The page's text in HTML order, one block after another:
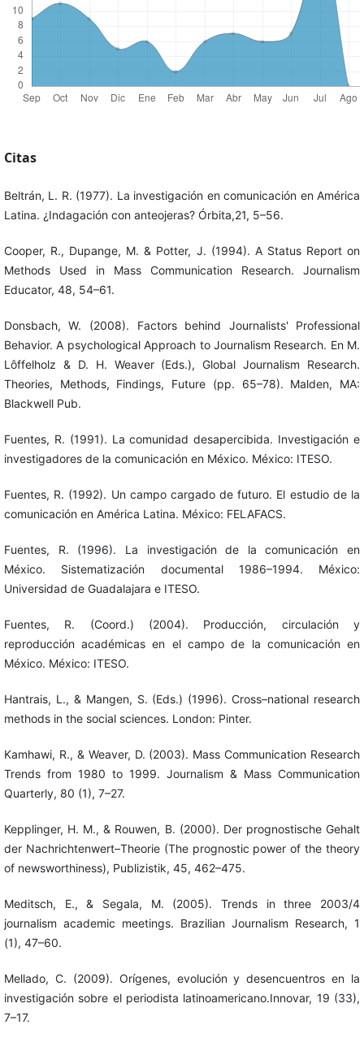
Citas
Beltrán, L. R. (1977). La investigación en comunicación en América
Latina. ¿Indagación con anteojeras? Órbita,21, 5–56.
Cooper, R., Dupange, M. & Potter, J. (1994). A Status Report on
Methods Used in Mass Communication Research. Journalism
Educator, 48, 54–61.
Donsbach, W. (2008). Factors behind Journalists' Professional
Behavior. A psychological Approach to Journalism Research. En M.
Lôffelholz & D. H. Weaver (Eds.), Global Journalism Research.
Theories, Methods, Findings, Future (pp. 65–78). Malden, MA:
Blackwell Pub.
Fuentes, R. (1991). La comunidad desapercibida. Investigación e
investigadores de la comunicación en México. México: ITESO.
Fuentes, R. (1992). Un campo cargado de futuro. El estudio de la
comunicación en América Latina. México: FELAFACS.
Fuentes, R. (1996). La investigación de la comunicación en
México. Sistematización documental 1986–1994. México:
Universidad de Guadalajara e ITESO.
Fuentes, R. (Coord.) (2004). Producción, circulación y
reproducción académicas en el campo de la comunicación en
México. México: ITESO.
Hantrais, L., & Mangen, S. (Eds.) (1996). Cross–national research
methods in the social sciences. London: Pinter.
Kamhawi, R., & Weaver, D. (2003). Mass Communication Research
Trends from 1980 to 1999. Journalism & Mass Communication
Quarterly, 80 (1), 7–27.
Kepplinger, H. M., & Rouwen, B. (2000). Der prognostische Gehalt
der Nachrichtenwert–Theorie (The prognostic power of the theory
of newsworthiness), Publizistik, 45, 462–475.
Meditsch, E., & Segala, M. (2005). Trends in three 2003/4
journalism academic meetings. Brazilian Journalism Research, 1
(1), 47–60.
Mellado, C. (2009). Orígenes, evolución y desencuentros en la
investigación sobre el periodista latinoamericano.Innovar, 19 (33),
7–17.